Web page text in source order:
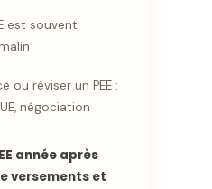
est souvent
ou réviser un PEE :
négociation
année après
versements et